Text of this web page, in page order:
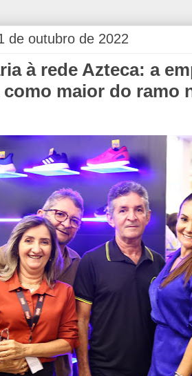
de outubro de 2022
à rede Azteca: a
maior do ramo